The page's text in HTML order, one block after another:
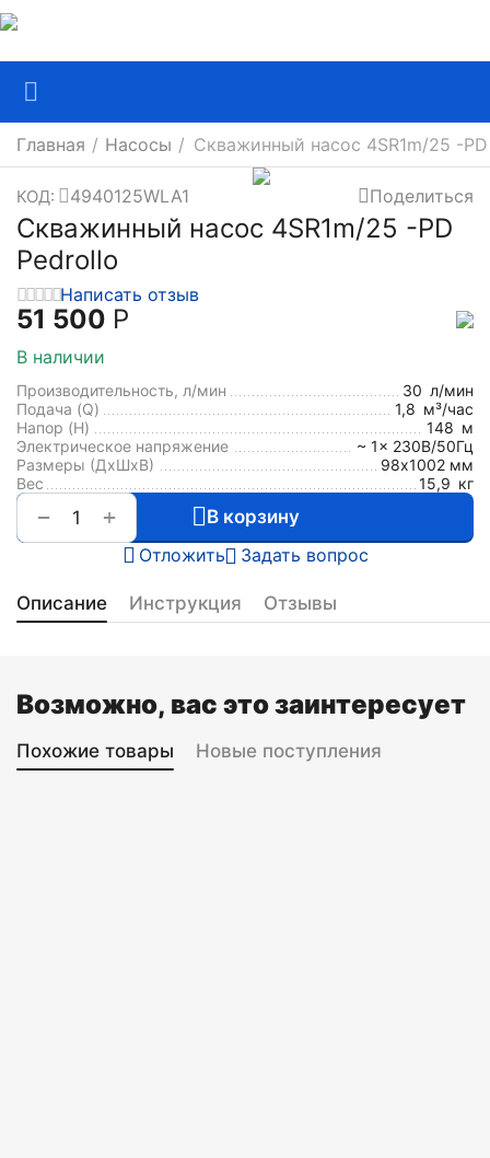
Главная / Насосы / Скважинный насос 4SR1m/25 -
КОД: 4940125WLA1 Поделиться
Скважинный насос 4SR1m/25 -PD
Pedrollo
Написать отзыв
51 500 Р
В наличии
Производительность, л/мин 30 л/мин
Подача (Q)
1,8 м³/час
Напор (H)
148 м
Электрическое напряжение
~ 1x 230В/50Гц
Размеры (ДхШxВ)
98х1002 мм
Вес
15,9 кг
+
−
В корзину
Отложить
Задать вопрос
Описание Инструкция Отзывы
Возможно, вас это заинтересует
Похожие товары Новые поступления